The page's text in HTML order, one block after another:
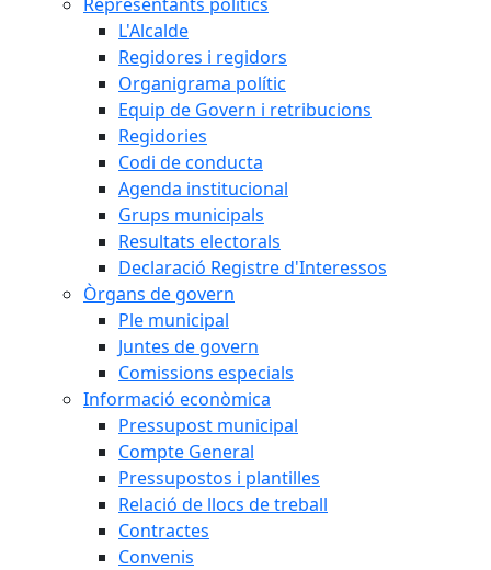
L'Alcalde
Regidores i regidors
Organigrama polític
Equip de Govern i retribucions
Regidories
Codi de conducta
Agenda institucional
Grups municipals
Resultats electorals
Declaració Registre d'Interessos
Òrgans de govern
Ple municipal
Juntes de govern
Comissions especials
Informació econòmica
Pressupost municipal
Compte General
Pressupostos i plantilles
Relació de llocs de treball
Contractes
Convenis